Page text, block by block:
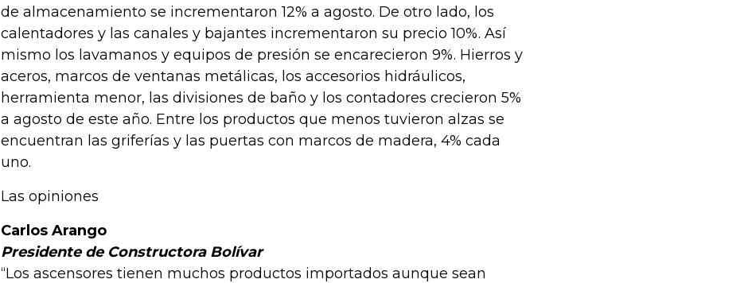
de almacenamiento se incrementaron 12% a agosto. De otro lado, los
calentadores y las canales y bajantes incrementaron su precio 10%. Así
mismo los lavamanos y equipos de presión se encarecieron 9%. Hierros y
aceros, marcos de ventanas metálicas, los accesorios hidráulicos,
herramienta menor, las divisiones de baño y los contadores crecieron 5%
a agosto de este año. Entre los productos que menos tuvieron alzas se
encuentran las griferías y las puertas con marcos de madera, 4% cada
uno.
Las opiniones
Carlos Arango
Presidente de Constructora Bolívar
“Los ascensores tienen muchos productos importados aunque sean